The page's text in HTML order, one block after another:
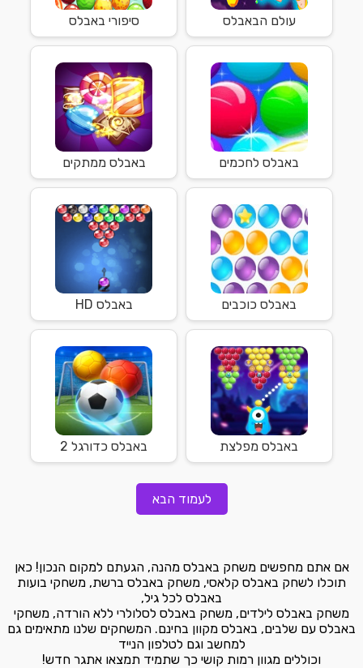
עולם הבאבלס סיפורי באבלס
באבלס לחכמים באבלס ממתקים
באבלס כוכבים באבלס HD
באבלס מפלצת באבלס כדורגל 2
לעמוד הבא
אם אתם מחפשים משחק באבלס מהנה, הגעתם למקום הנכון! כאן
תוכלו לשחק באבלס קלאסי, משחק באבלס ברשת, משחקי בועות
באבלס לכל גיל,
משחק באבלס לילדים, משחק באבלס לסלולרי ללא הורדה, משחקי
באבלס עם שלבים, באבלס מקוון בחינם. המשחקים שלנו מתאימים גם
למחשב וגם לטלפון הנייד
וכוללים מגוון רמות קושי כך שתמיד תמצאו אתגר חדש!